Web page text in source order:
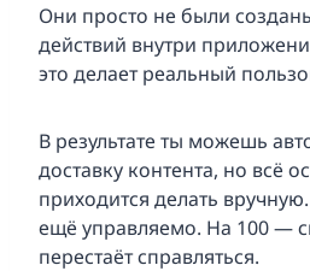
Они просто не были
действий внутри
это делает реальный
В результате ты можешь
доставку контента, но всё
приходится делать
ещё управляемо. На 100 —
перестаёт справляться.